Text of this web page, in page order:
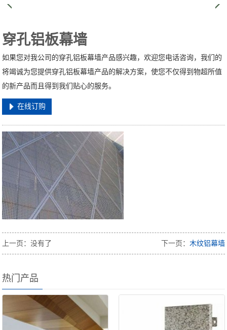
穿孔铝板幕墙
如果您对我公司的穿孔铝板幕墙产品感兴趣，欢迎您电话咨询，我们的
将竭诚为您提供穿孔铝板幕墙产品的解决方案，使您不仅得到物超所值
的新产品而且得到我们贴心的服务。
在线订购
上一页：没有了 下一页： 木纹铝幕墙
热门产品